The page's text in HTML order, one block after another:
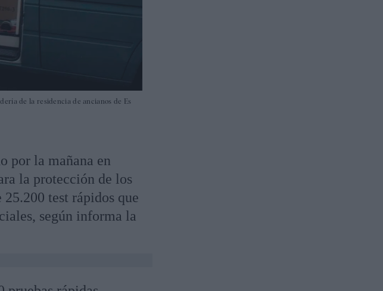
de la residencia de ancianos de Es
por la mañana en
la protección de los
test rápidos que
según informa la